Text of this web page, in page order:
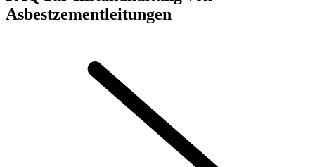
Asbestzementleitungen